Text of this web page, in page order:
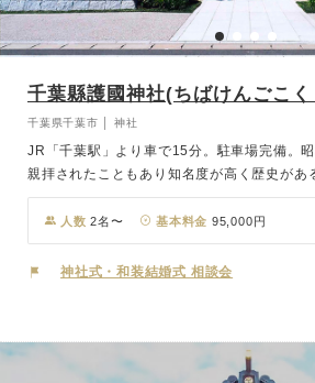
千葉縣護國神社(ちばけんごこ
千葉県千葉市 │ 神社
JR「千葉駅」より車で15分。駐車場完備。
親拝されたこともあり知名度が高く歴史があ
2022年2月に新社殿に移転をし設備を一変し
用も多数実績あり。千葉県内での神社婚では
となります。
人数 2名〜 基本料金 95,000円
神社式・和装結婚式 相談会